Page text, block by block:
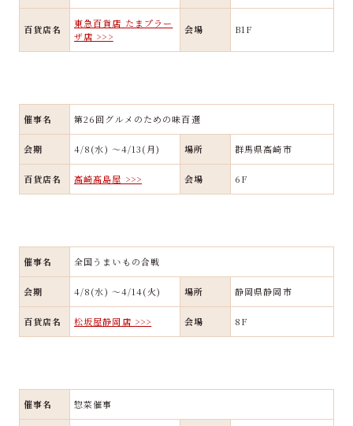
百貨店名
東急百貨店 たまプラー
ザ店 >>>
会場 B1F
催事名 第26回グルメのための味百選
会期 4/8(水) ～4/13(月) 場所 群馬県高崎市
百貨店名 高崎髙島屋 >>> 会場 6F
催事名 全国うまいもの合戦
会期 4/8(水) ～4/14(火) 場所 静岡県静岡市
百貨店名 松坂屋静岡店 >>> 会場 8F
催事名 惣菜催事